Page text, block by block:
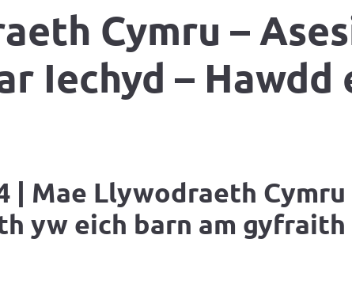
Cymru –
Iechyd – Hawdd
| Mae Llywodraeth Cymru
yw eich barn am gyfraith